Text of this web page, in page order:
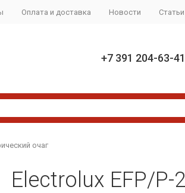
Оплата и доставка Новости Статьи
+7 391 204-63-41
очаг
Electrolux EFP/P-